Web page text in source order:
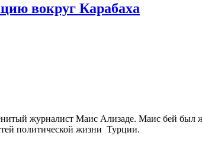
вокруг Карабаха
журналист Маис Ализаде. Маис бей был
политической жизни Турции.